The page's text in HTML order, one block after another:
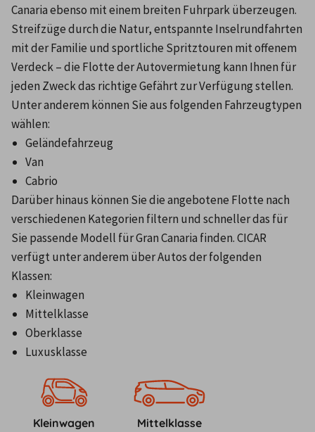
Canaria ebenso mit einem breiten Fuhrpark überzeugen.
Streifzüge durch die Natur, entspannte Inselrundfahrten
mit der Familie und sportliche Spritztouren mit offenem
Verdeck – die Flotte der Autovermietung kann Ihnen für
jeden Zweck das richtige Gefährt zur Verfügung stellen.
Unter anderem können Sie aus folgenden Fahrzeugtypen
wählen:
Geländefahrzeug
Van
Cabrio
Darüber hinaus können Sie die angebotene Flotte nach
verschiedenen Kategorien filtern und schneller das für
Sie passende Modell für Gran Canaria finden. CICAR
verfügt unter anderem über Autos der folgenden
Klassen:
Kleinwagen
Mittelklasse
Oberklasse
Luxusklasse
Kleinwagen Mittelklasse